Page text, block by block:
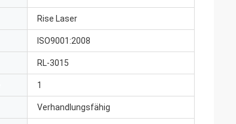
Rise Laser
ISO9001:2008
RL-3015
1
Verhandlungsfähig